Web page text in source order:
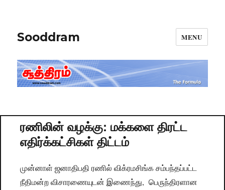
Sooddram MENU
ரணிலின் வழக்கு: மக்களை திரட்ட
எதிர்க்கட்சிகள் திட்டம்
முன்னாள் ஜனாதிபதி ரணில் விக்ரமசிங்க சம்பந்தப்பட்ட
நீதிமன்ற விசாரணையுடன் இணைந்து, பெருந்திரளான